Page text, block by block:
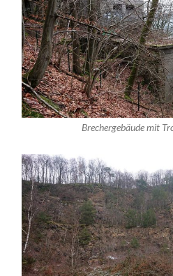
Brechergebäude mit